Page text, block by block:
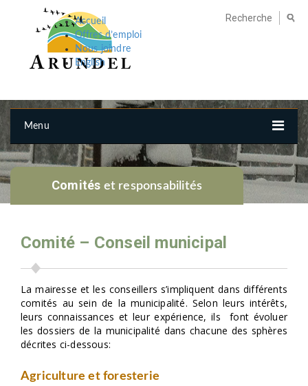
Menu
Accueil
Offres d’emploi
Nous joindre
English
Comités et responsabilités
Comité – Conseil municipal
La mairesse et les conseillers s’impliquent dans différents
comités au sein de la municipalité. Selon leurs intérêts,
leurs connaissances et leur expérience, ils font évoluer
les dossiers de la municipalité dans chacune des sphères
décrites ci-dessous:
Agriculture et foresterie